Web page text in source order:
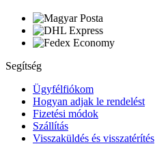
Segítség
Ügyfélfiókom
Hogyan adjak le rendelést
Fizetési módok
Szállítás
Visszaküldés és visszatérítés